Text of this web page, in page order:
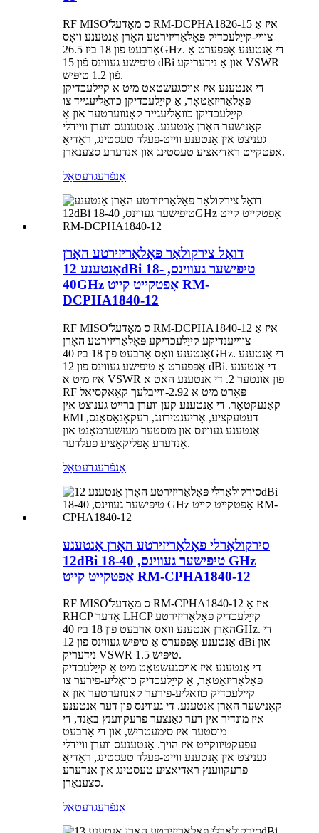
RF MISO'ס מאָדעל RM-DCPHA1826-15 איז אַ
צוויי-קייַלעכדיק פּאָלאַריזירטע האָרן אַנטענע וואָס
אַרבעט פֿון 18 ביז 26.5GHz. די אַנטענע אָפפערט אַ
טיפּישע געווינס פֿון 15 dBi און אַ נידעריקע VSWR
פֿון 1.2 טיפּיש.
די אַנטענע איז אויסגעשטאַט מיט אַ קייַלעכדיקן
פּאָלאַריזאַטאָר, אַ קייַלעכדיקן כוואַליעגייד צו
קייַלעכדיקן כוואַליעגייד קאָנווערטער און אַ
קאָנישער האָרן אַנטענע. אַנטענעס ווערן וויידלי
געניצט אין אַנטענע ווייט-פעלד טעסטינג, ראַדיאָ
אָפטקייט ראַדיאַציע טעסטינג און אַנדערע סצענאַרן.
אָנפֿרעגדעטאַל
דואַל צירקולאַר פּאָלאַריזירטע האָרן
אַנטענע 12dBi טיפּישער געווינס, 18-
40GHz אָפטקייט קייט RM-
DCPHA1840-12
RF MISO'ס מאָדעל RM-DCPHA1840-12 איז אַ
צווייענדיקע קייַלעכדיקע פּאָלאַריזירטע האָרן
אַנטענע וואָס אַרבעט פון 18 ביז 40GHz. די אַנטענע
אָפפערט אַ טיפּישע געווינס פון 12 dBi. די אַנטענע
איז מיט אַ VSWR פון אונטער 2. די אַנטענע האט אַ
RF פּאָרט מיט אַ 2.92-ווייַבלעך קאָאַקסיאַל
קאַנעקטאָר. די אַנטענע קען ווערן ברייט גענוצט אין
EMI דעטעקציע, אָריענטירונג, רעקאָנאַסאַנס,
אַנטענע געווינס און מוסטער מעזשערמאַנט און
אַנדערע אַפּליקאַציע פעלדער.
אָנפֿרעגדעטאַל
סירקולאַרלי פּאָלאַריזירטע האָרן אַנטענע
12dBi טיפּישער געווינס, 18-40 GHz
אָפטקייט קייט RM-CPHA1840-12
RF MISO'ס מאָדעל RM-CPHA1840-12 איז אַ
RHCP אָדער LHCP קייַלעכדיק פּאָלאַריזירטע
האָרן אַנטענע וואָס אַרבעט פון 18 ביז 40GHz. די
אַנטענע אָפפערס אַ טיפּיש געווינס פון 12 dBi און
נידעריק VSWR 1.5 טיפּיש.
די אַנטענע איז אויסגעשטאַט מיט אַ קייַלעכדיק
פּאָלאַריזאַטאָר, אַ קייַלעכדיק כוואַליע-פירער צו
קייַלעכדיק כוואַליע-פירער קאָנווערטער און אַ
קאָנישער האָרן אַנטענע. די געווינס פון דער אַנטענע
איז מונדיר אין דער גאַנצער פרעקווענץ באַנד, די
מוסטער איז סימעטריש, און די אַרבעט
עפעקטיווקייט איז הויך. אַנטענעס ווערן וויידלי
געניצט אין אַנטענע ווייט-פעלד טעסטינג, ראַדיאָ
פרעקווענץ ראַדיאַציע טעסטינג און אַנדערע
סצענאַרן.
אָנפֿרעגדעטאַל